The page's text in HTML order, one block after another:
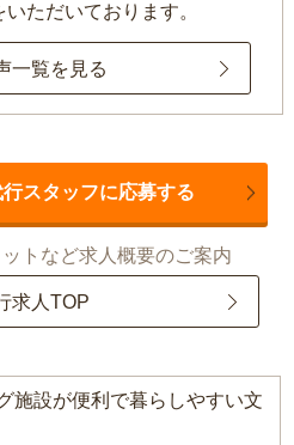
ただいております。
一覧を見る
スタッフに応募する
トなど求人概要のご案内
求人TOP
施設が便利で暮らしやすい文